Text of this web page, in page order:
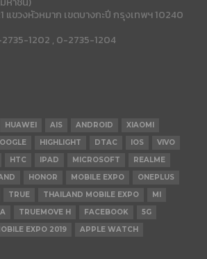
แขวงหัวหมาก เขตบางกะปี กรุงเทพฯ 10240
1202 , 0-2735-1204
HUAWEI AIS ANDROID
XIAOMI
HIGHLIGHT DTAC IOS
VIVO
HTC IPAD MICROSOFT
REALME
HONOR MOBILE EXPO
ONEPLUS
TRUE THAILAND MOBILE EXPO
MI
TRUEMOVE H FACEBOOK
5G
EXPO 2019
APPLE WATCH